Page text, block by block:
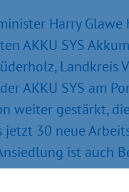
Harry
AKKU SYS
AKKU SYS am
weiter gestärkt,
30 neue
ist auch
hervorragenden